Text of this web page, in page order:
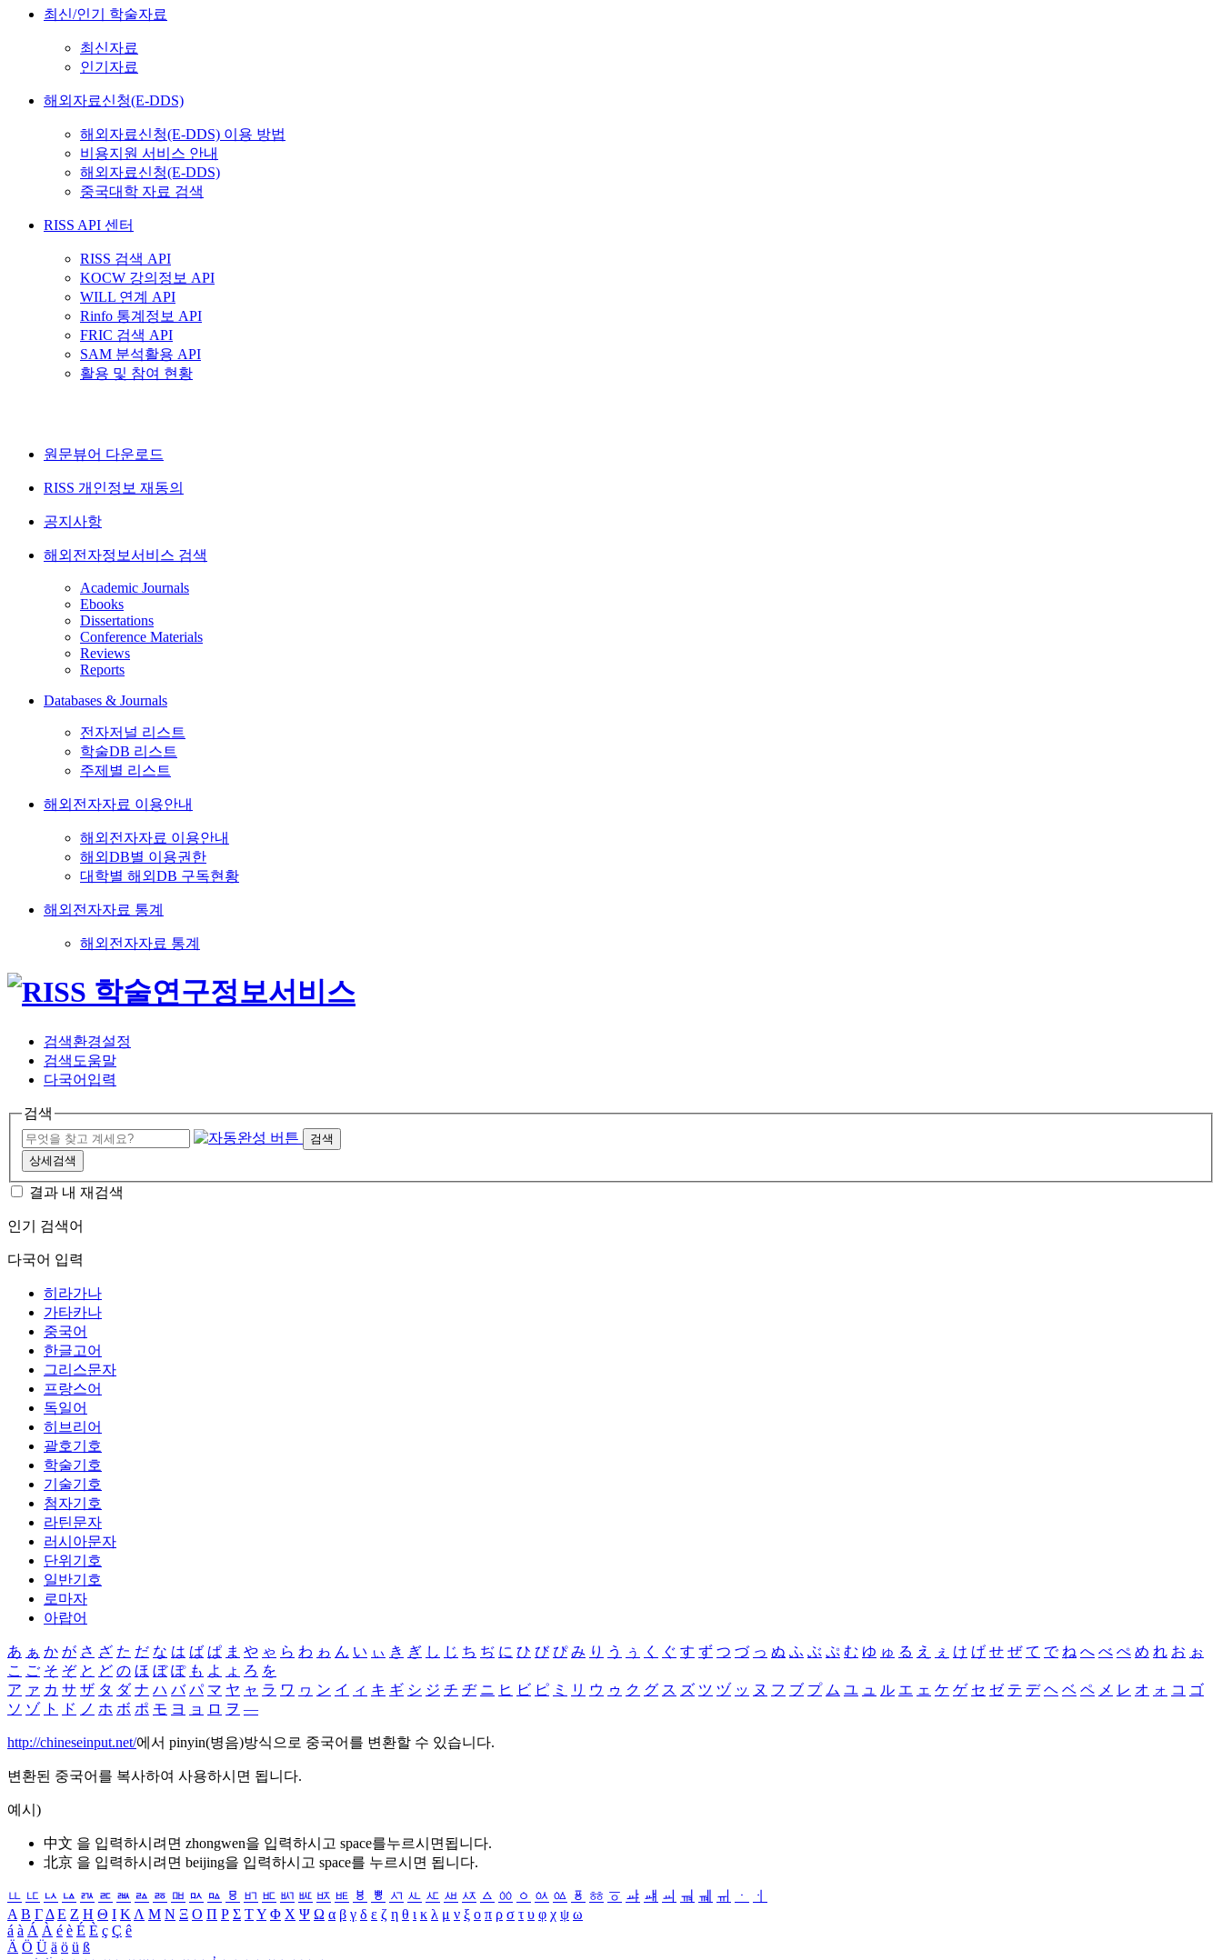
최신/인기 학술자료
최신자료
인기자료
해외자료신청(E-DDS)
해외자료신청(E-DDS) 이용 방법
비용지원 서비스 안내
해외자료신청(E-DDS)
중국대학 자료 검색
RISS API 센터
RISS 검색 API
KOCW 강의정보 API
WILL 연계 API
Rinfo 통계정보 API
FRIC 검색 API
SAM 분석활용 API
활용 및 참여 현황
원문뷰어 다운로드
RISS 개인정보 재동의
공지사항
해외전자정보서비스 검색
Academic Journals
Ebooks
Dissertations
Conference Materials
Reviews
Reports
Databases & Journals
전자저널 리스트
학술DB 리스트
주제별 리스트
해외전자자료 이용안내
해외전자자료 이용안내
해외DB별 이용권한
대학별 해외DB 구독현황
해외전자자료 통계
해외전자자료 통계
검색환경설정
검색도움말
다국어입력
검색
검색
상세검색
결과 내 재검색
인기 검색어
다국어 입력
히라가나
가타카나
중국어
한글고어
그리스문자
프랑스어
독일어
히브리어
괄호기호
학술기호
기술기호
첨자기호
라틴문자
러시아문자
단위기호
일반기호
로마자
아랍어
あ ぁ か が さ ざ た だ な は ば ぱ ま や ゃ ら わ ゎ ん い ぃ き ぎ し じ ち ぢ に ひ び ぴ み り う ぅ く ぐ す ず つ づ っ ぬ ふ ぶ ぷ む ゆ ゅ る え ぇ け げ せ ぜ て で ね へ べ ぺ め れ お ぉ
こ ご そ ぞ と ど の ほ ぼ ぽ も よ ょ ろ を
ア ァ カ サ ザ タ ダ ナ ハ バ パ マ ヤ ャ ラ ワ ヮ ン イ ィ キ ギ シ ジ チ ヂ ニ ヒ ビ ピ ミ リ ウ ゥ ク グ ス ズ ツ ヅ ッ ヌ フ ブ プ ム ユ ュ ル エ ェ ケ ゲ セ ゼ テ デ ヘ ベ ペ メ レ オ ォ コ ゴ
ソ ゾ ト ド ノ ホ ボ ポ モ ヨ ョ ロ ヲ ―
http://chineseinput.net/에서 pinyin(병음)방식으로 중국어를 변환할 수 있습니다.
변환된 중국어를 복사하여 사용하시면 됩니다.
예시)
中文 을 입력하시려면 zhongwen을 입력하시고 space를누르시면됩니다.
北京 을 입력하시려면 beijing을 입력하시고 space를 누르시면 됩니다.
ㅥ ㅦ ㅧ ㅨ ㅩ ㅪ ㅫ ㅬ ㅭ ㅮ ㅯ ㅰ ㅱ ㅲ ㅳ ㅴ ㅵ ㅶ ㅷ ㅸ ㅹ ㅺ ㅻ ㅼ ㅽ ㅾ ㅿ ㆀ ㆁ ㆂ ㆃ ㆄ ㆅ ㆆ ㆇ ㆈ ㆉ ㆊ ㆋ ㆌ ㆍ
ㆎ
Α Β ΓΔ Ε Ζ Η Θ Ι ΚΛ Μ Ν Ξ Ο Π Ρ Σ ΤΥ Φ Χ Ψ Ω α β γ δ ε ζ η θ ι κ λ μ ν ξ ο π ρ σ τ υ φ χ ψ ω
á à Á À é è É È ç Ç ê
Ä Ö Ü ä ö ü ß